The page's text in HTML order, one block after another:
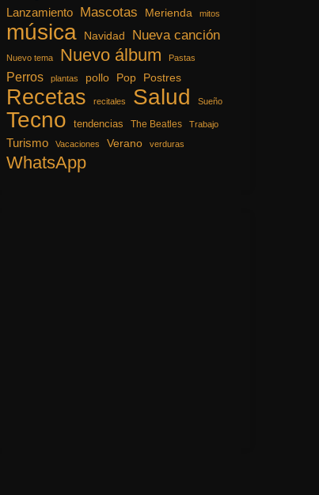
Lanzamiento Mascotas Merienda mitos
música Navidad Nueva canción
Nuevo tema Nuevo álbum Pastas
Perros plantas pollo Pop Postres
Recetas recitales Salud Sueño
Tecno tendencias The Beatles Trabajo
Turismo Vacaciones Verano verduras
WhatsApp